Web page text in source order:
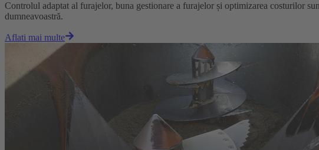
Controlul adaptat al furajelor, buna gestionare a furajelor și optimizarea costurilor
dumneavoastră.
Aflati mai multe